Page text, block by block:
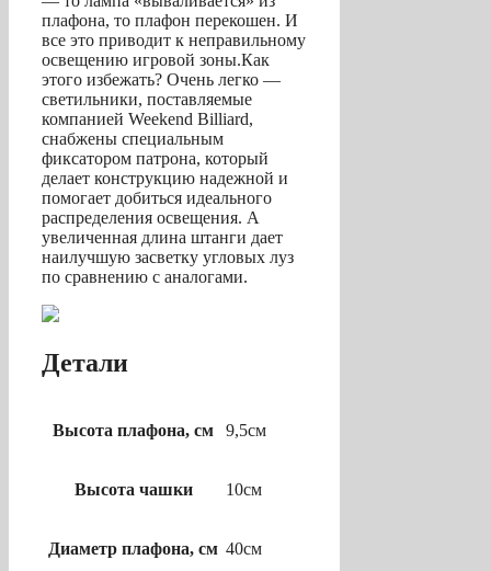
плафона, то плафон перекошен. И
все это приводит к неправильному
освещению игровой зоны.Как
этого избежать? Очень легко —
светильники, поставляемые
компанией Weekend Billiard,
снабжены специальным
фиксатором патрона, который
делает конструкцию надежной и
помогает добиться идеального
распределения освещения. А
увеличенная длина штанги дает
наилучшую засветку угловых луз
по сравнению с аналогами.
Детали
Высота плафона, см 9,5см
Высота чашки 10см
Диаметр плафона, см 40см